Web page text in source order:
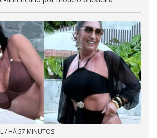
/ HÁ 57 MINUTOS